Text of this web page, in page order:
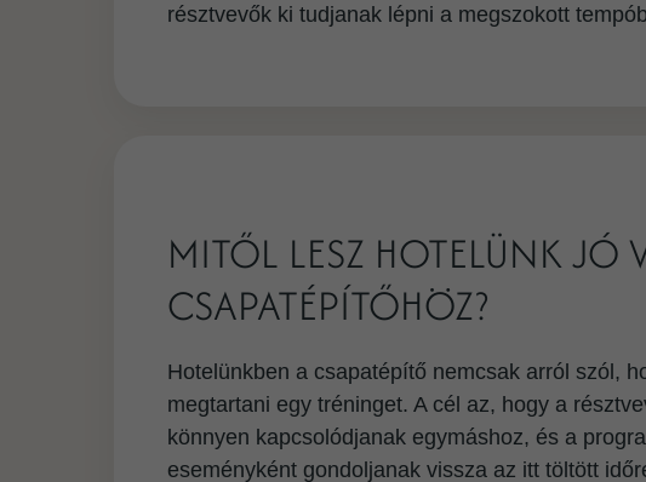
résztvevők ki tudjanak lépni a megszokott
MITŐL LESZ HOTELÜNK JÓ
CSAPATÉPÍTŐHÖZ?
Hotelünkben a csapatépítő nemcsak arról szól,
megtartani egy tréninget. A cél az, hogy a
könnyen kapcsolódjanak egymáshoz, és a
eseményként gondoljanak vissza az itt töltött